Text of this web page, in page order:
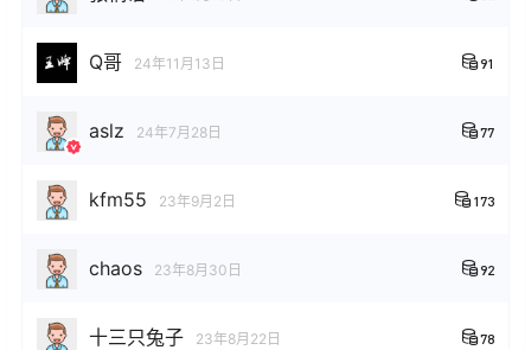
Q哥 24年11月13日 91
aslz 24年7月28日 77
kfm55 23年9月2日 173
chaos 23年8月30日 92
十三只兔子 23年8月22日 78